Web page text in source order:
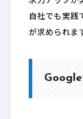
自社でも実践
が求められま
Google